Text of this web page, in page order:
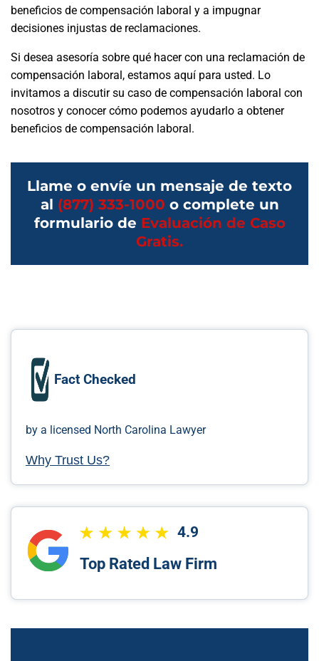
beneficios de compensación laboral y a impugnar
decisiones injustas de reclamaciones.
Si desea asesoría sobre qué hacer con una reclamación de
compensación laboral, estamos aquí para usted. Lo
invitamos a discutir su caso de compensación laboral con
nosotros y conocer cómo podemos ayudarlo a obtener
beneficios de compensación laboral.
Llame o envíe un mensaje de texto
al (877) 333-1000 o complete un
formulario de Evaluación de Caso
Gratis.
Fact Checked
by a licensed North Carolina Lawyer
Why Trust Us?
4.9
Top Rated Law Firm